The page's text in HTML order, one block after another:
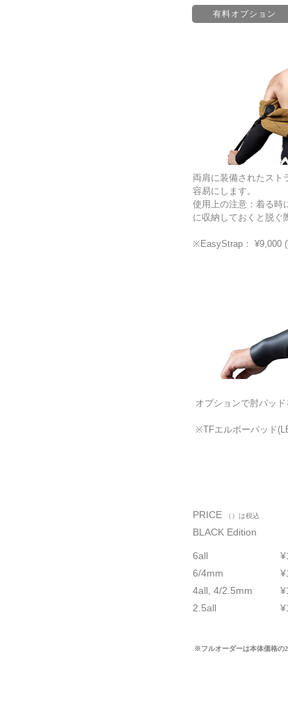
有料オプション
両肩に装備されたスト
容易にします。
使用上の注意：着る時
に収納しておくと脱ぐ
※EasyStrap： ¥9,000
オプションで肘パッド
※TFエルボーパッド
PRICE （）は税込
BLACK Edition
6all
6/4mm
4all, 4/2.5mm
2.5all
※フルオーダーは本体価格の